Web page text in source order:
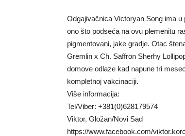
Odgajivačnica Victoryan Song ima
ono što podseća na ovu plemenitu
pigmentovani, jake gradje. Otac
Gremlin x Ch. Saffron Sherhy
domove odlaze kad napune tri
kompletnoj vakcinaciji.
Više informacija:
Tel/Viber: +381(0)628179574
Viktor, Gložan/Novi Sad
https://www.facebook.com/